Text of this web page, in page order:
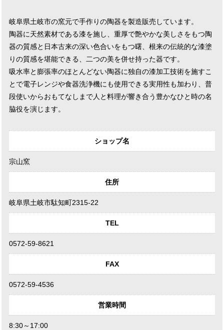
岐阜県土岐市の窯元で手作りの陶器を製造販売しています。
陶器に天然素材である漆を施し、重厚で艶やかな美しさをもつ陶
器の質感と日本古来の深い色合いをもつ曙、根来の伝統的な漆塗
りの質感を堪能できる、二つの美を併せ持った器です。
吸水率と膨張率のほとんどない陶器に独自の漆加工技術を施すこ
とで電子レンジや食器洗浄機にも使用できる実用性も加わり、普
段使いからおもてなしまで人と料理が響き合う豊かなひと時の名
脇役を演じます。
ショップ名
宗山窯
住所
岐阜県土岐市駄知町2315-22
TEL
0572-59-8621
FAX
0572-59-4536
営業時間
8:30～17:00